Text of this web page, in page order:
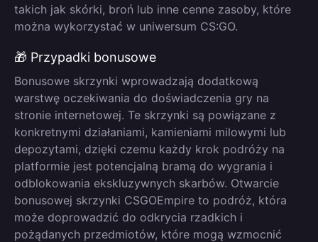
takich jak skórki, broń lub inne cenne zasoby, które
można wykorzystać w uniwersum CS:GO.
🎁 Przypadki bonusowe
Bonusowe skrzynki wprowadzają dodatkową
warstwę oczekiwania do doświadczenia gry na
stronie internetowej. Te skrzynki są powiązane z
konkretnymi działaniami, kamieniami milowymi lub
depozytami, dzięki czemu każdy krok podróży na
platformie jest potencjalną bramą do wygrania i
odblokowania ekskluzywnych skarbów. Otwarcie
bonusowej skrzynki CSGOEmpire to podróż, która
może doprowadzić do odkrycia rzadkich i
pożądanych przedmiotów, które mogą wzmocnić